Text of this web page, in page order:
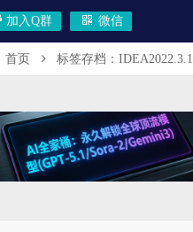
加入Q群 微信
首页 标签存档：IDEA2022.3.1